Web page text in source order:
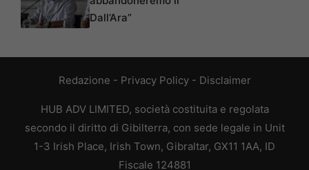
Dall’Ara”
Redazione - Privacy Policy- Disclaimer
HUB ADV LIMITED, società costituita e regolata
secondo il diritto di Gibilterra, con sede legale in Unit
1-3 Irish Place, Irish Town, Gibraltar, GX11 1AA, ID
Fiscale 124881